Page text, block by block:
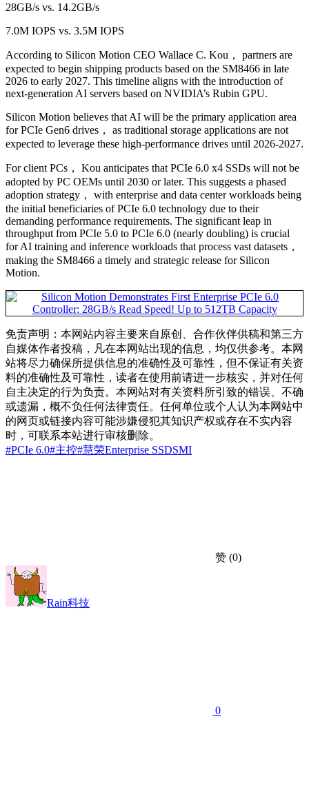
28GB/s vs. 14.2GB/s
7.0M IOPS vs. 3.5M IOPS
According to Silicon Motion CEO Wallace C. Kou， partners are
expected to begin shipping products based on the SM8466 in late
2026 to early 2027. This timeline aligns with the introduction of
next-generation AI servers based on NVIDIA’s Rubin GPU.
Silicon Motion believes that AI will be the primary application area
for PCIe Gen6 drives， as traditional storage applications are not
expected to leverage these high-performance drives until 2026-2027.
For client PCs， Kou anticipates that PCIe 6.0 x4 SSDs will not be
adopted by PC OEMs until 2030 or later. This suggests a phased
adoption strategy， with enterprise and data center workloads being
the initial beneficiaries of PCIe 6.0 technology due to their
demanding performance requirements. The significant leap in
throughput from PCIe 5.0 to PCIe 6.0 (nearly doubling) is crucial
for AI training and inference workloads that process vast datasets，
making the SM8466 a timely and strategic release for Silicon
Motion.
免责声明：本网站内容主要来自原创、合作伙伴供稿和第三方
自媒体作者投稿，凡在本网站出现的信息，均仅供参考。本网
站将尽力确保所提供信息的准确性及可靠性，但不保证有关资
料的准确性及可靠性，读者在使用前请进一步核实，并对任何
自主决定的行为负责。本网站对有关资料所引致的错误、不确
或遗漏，概不负任何法律责任。任何单位或个人认为本网站中
的网页或链接内容可能涉嫌侵犯其知识产权或存在不实内容
时，可联系本站进行审核删除。
#PCIe 6.0#主控#慧荣Enterprise SSDSMI
赞 (0)
Rain科技
0